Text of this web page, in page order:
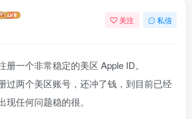
关注 私信
册一个非常稳定的美区 Apple ID。
过两个美区账号，还冲了钱，到目前已经
任何问题稳的很。